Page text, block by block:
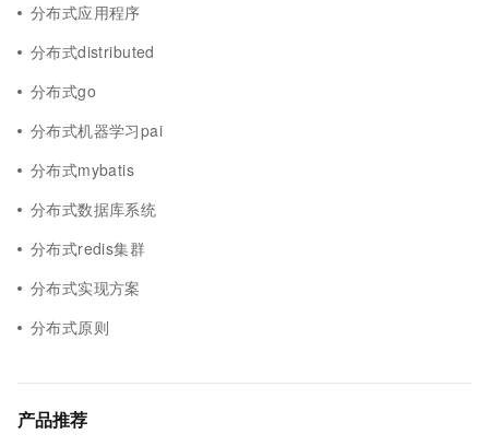
分布式应用程序
分布式distributed
分布式go
分布式机器学习pai
分布式mybatis
分布式数据库系统
分布式redis集群
分布式实现方案
分布式原则
产品推荐